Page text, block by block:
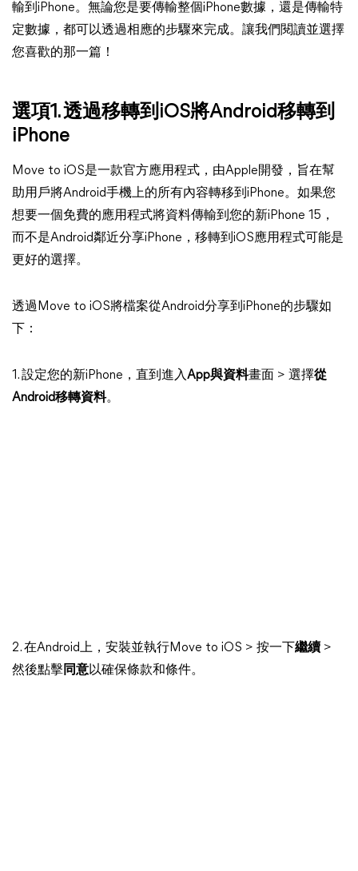
輸到iPhone。無論您是要傳輸整個iPhone數據，還是傳輸特
定數據，都可以透過相應的步驟來完成。讓我們閱讀並選擇
您喜歡的那一篇！
選項1. 透過移轉到iOS將Android移轉到
iPhone
Move to iOS是一款官方應用程式，由Apple開發，旨在幫
助用戶將Android手機上的所有內容轉移到iPhone。如果您
想要一個免費的應用程式將資料傳輸到您的新iPhone 15，
而不是Android鄰近分享iPhone，移轉到iOS應用程式可能是
更好的選擇。
透過Move to iOS將檔案從Android分享到iPhone的步驟如
下：
1. 設定您的新iPhone，直到進入App與資料畫面 > 選擇從
Android移轉資料。
2. 在Android上，安裝並執行Move to iOS > 按一下繼續 >
然後點擊同意以確保條款和條件。